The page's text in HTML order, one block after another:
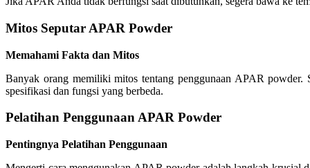
Mitos Seputar APAR Powder
Memahami Fakta dan Mitos
Banyak orang memiliki mitos tentang penggunaan APAR powder.
spesifikasi dan fungsi yang berbeda.
Pelatihan Penggunaan APAR Powder
Pentingnya Pelatihan Penggunaan